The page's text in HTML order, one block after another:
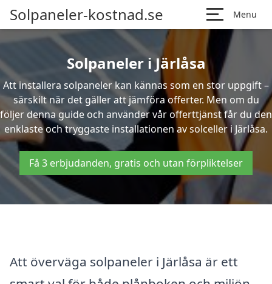
Solpaneler-kostnad.se Menu
Solpaneler i Järlåsa
Att installera solpaneler kan kännas som en stor uppgift –
särskilt när det gäller att jämföra offerter. Men om du
följer denna guide och använder vår offerttjänst får du den
enklaste och tryggaste installationen av solceller i Järlåsa.
Få 3 erbjudanden, gratis och utan förpliktelser
Att överväga solpaneler i Järlåsa är ett